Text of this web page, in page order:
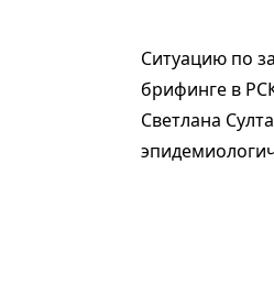
Ситуацию по
брифинге в
Светлана